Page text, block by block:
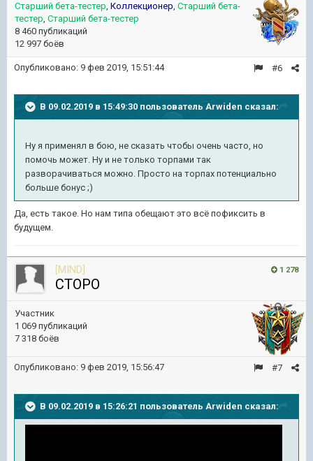
Старший бета-тестер, Коллекционер, Старший бета-
тестер, Старший бета-тестер
8 460 публикаций
12 997 боёв
#6
Опубликовано: 9 фев 2019, 15:51:44
В 09.02.2019 в 15:49:30 пользователь Arwiden сказал:
Ну я применял в бою, не сказать чтобы очень часто, но
помочь может. Ну и не только торпами так
разворачиваться можно. Просто на торпах потенциально
больше бонус ;)
Да, есть такое. Но нам типа обещают это всё пофиксить в
будущем.
1 278
[MIND]
CTOPO
Участник
1 069 публикаций
7 318 боёв
#7
Опубликовано: 9 фев 2019, 15:56:47
В 09.02.2019 в 15:26:21 пользователь Arwiden сказал: